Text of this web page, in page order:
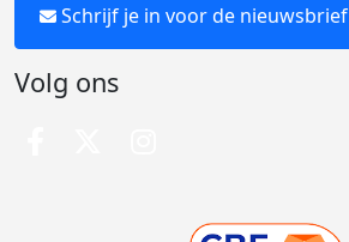
Schrijf je in voor de nieuwsbrief
Volg ons